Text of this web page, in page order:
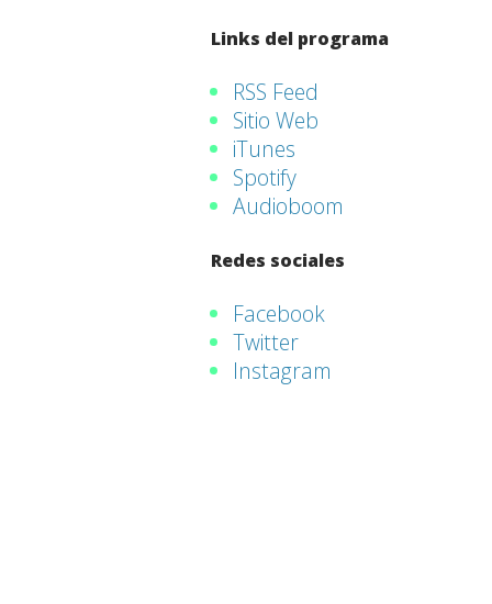
Links del programa
RSS Feed
Sitio Web
iTunes
Spotify
Audioboom
Redes sociales
Facebook
Twitter
Instagram